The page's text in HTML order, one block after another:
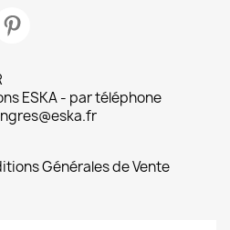
ESKA - par téléphone
Générales de Vente